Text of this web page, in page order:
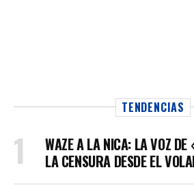
TENDENCIAS
WAZE A LA NICA: LA VOZ
LA CENSURA DESDE EL